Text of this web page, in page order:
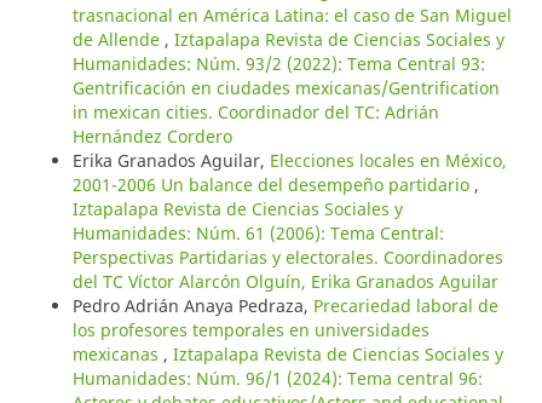
trasnacional en América Latina: el caso de San Miguel
de Allende , Iztapalapa Revista de Ciencias Sociales y
Humanidades: Núm. 93/2 (2022): Tema Central 93:
Gentrificación en ciudades mexicanas/Gentrification
in mexican cities. Coordinador del TC: Adrián
Hernández Cordero
Erika Granados Aguilar, Elecciones locales en México,
2001-2006 Un balance del desempeño partidario ,
Iztapalapa Revista de Ciencias Sociales y
Humanidades: Núm. 61 (2006): Tema Central:
Perspectivas Partidarias y electorales. Coordinadores
del TC Víctor Alarcón Olguín, Erika Granados Aguilar
Pedro Adrián Anaya Pedraza, Precariedad laboral de
los profesores temporales en universidades
mexicanas , Iztapalapa Revista de Ciencias Sociales y
Humanidades: Núm. 96/1 (2024): Tema central 96: